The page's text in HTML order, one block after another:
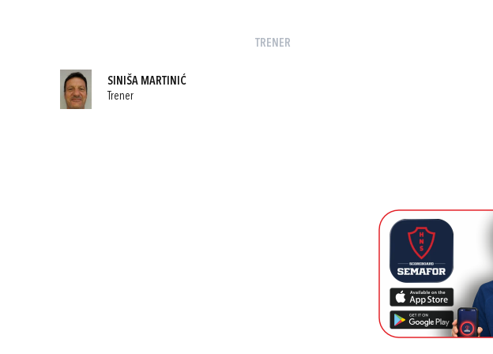
TRENER
SINIŠA MARTINIĆ
Trener